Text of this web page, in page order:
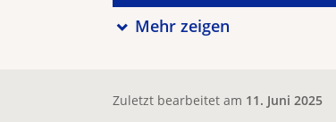
Mehr zeigen
Zuletzt bearbeitet am 11. Juni 2025